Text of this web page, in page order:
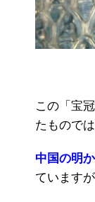
この「宝
たもので
中国の明
ています